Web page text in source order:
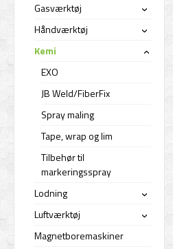
Gasværktøj
›
Håndværktøj ›
Kemi ›
EXO
JB Weld/FiberFix
Spray maling
Tape, wrap og lim
Tilbehør til
markeringsspray
Lodning
›
Luftværktøj ›
Magnetboremaskiner